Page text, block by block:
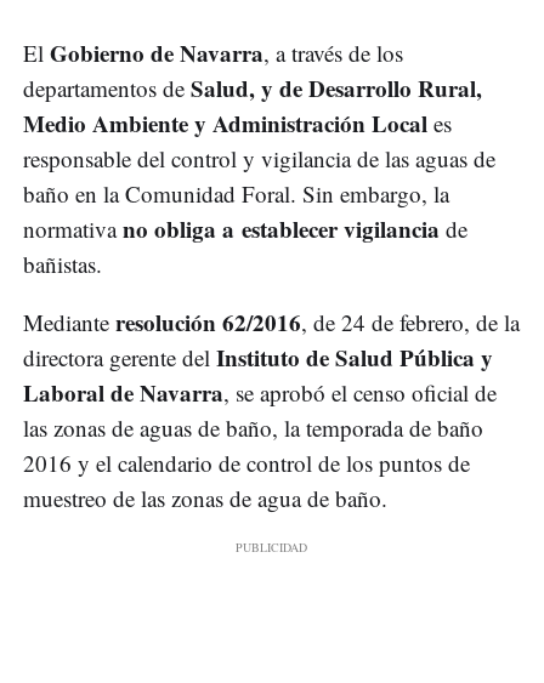
El Gobierno de Navarra, a través de los
departamentos de Salud, y de Desarrollo Rural,
Medio Ambiente y Administración Local es
responsable del control y vigilancia de las aguas de
baño en la Comunidad Foral. Sin embargo, la
normativano obliga a establecer vigilancia de
bañistas.
Mediante resolución 62/2016, de 24 de febrero, de la
directora gerente del Instituto de Salud Pública y
Laboral de Navarra, se aprobó el censo oficial de
las zonas de aguas de baño, la temporada de baño
2016 y el calendario de control de los puntos de
muestreo de las zonas de agua de baño.